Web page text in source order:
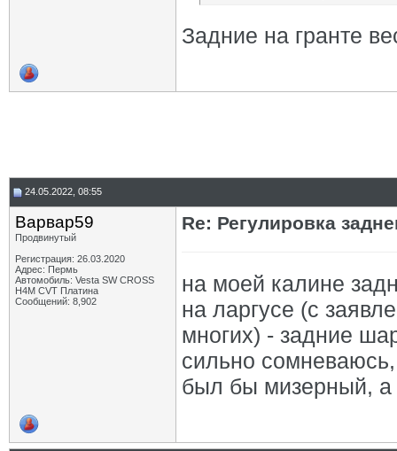
Задние на гранте
24.05.2022, 08:55
Варвар59
Продвинутый
Регистрация: 26.03.2020
Адрес: Пермь
Автомобиль: Vesta SW CROSS
H4M CVT Платина
Сообщений: 8,902
Re: Регулировка
на моей калине
на ларгусе (с
многих) - задние
сильно
был бы мизерный, а